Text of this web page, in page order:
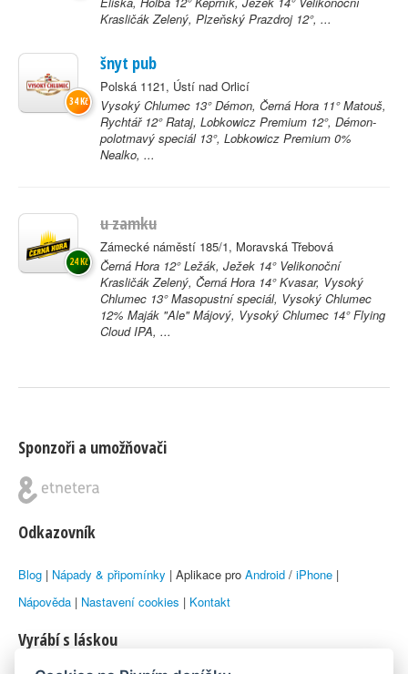
Krasličák Zelený, Plzeňský Prazdroj 12°, ...
šnyt pub
Polská 1121, Ústí nad Orlicí
Vysoký Chlumec 13° Démon, Černá Hora 11° Matouš,
Rychtář 12° Rataj, Lobkowicz Premium 12°, Démon-
polotmavý speciál 13°, Lobkowicz Premium 0%
Nealko, ...
34 Kč
u zamku
Zámecké náměstí 185/1, Moravská Třebová
Černá Hora 12° Ležák, Ježek 14° Velikonoční
Krasličák Zelený, Černá Hora 14° Kvasar, Vysoký
Chlumec 13° Masopustní speciál, Vysoký Chlumec
12% Maják "Ale" Májový, Vysoký Chlumec 14° Flying
Cloud IPA, ...
24 Kč
Sponzoři a umožňovači
Odkazovník
Blog | Nápady & připomínky | Aplikace pro Android / iPhone |
Nápověda | Nastavení cookies | Kontakt
Vyrábí s láskou